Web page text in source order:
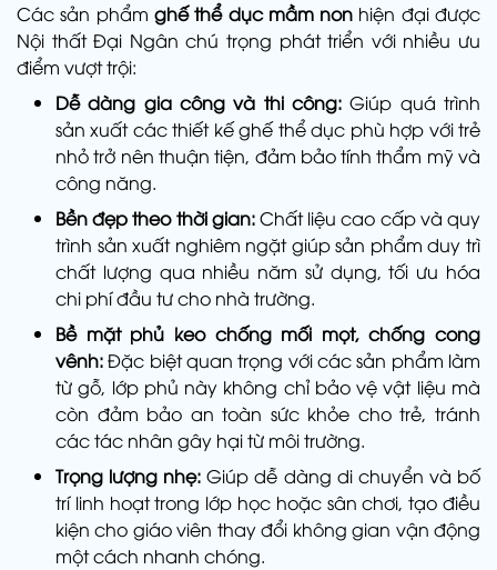
Các sản phẩm ghế thể dục mầm non hiện đại được
Nội thất Đại Ngân chú trọng phát triển với nhiều ưu
điểm vượt trội:
Dễ dàng gia công và thi công:Giúp quá trình
sản xuất các thiết kế ghế thể dục phù hợp với trẻ
nhỏ trở nên thuận tiện, đảm bảo tính thẩm mỹ và
công năng.
Bền đẹp theo thời gian:Chất liệu cao cấp và quy
trình sản xuất nghiêm ngặt giúp sản phẩm duy trì
chất lượng qua nhiều năm sử dụng, tối ưu hóa
chi phí đầu tư cho nhà trường.
Bề mặt phủ keo chống mối mọt, chống cong
vênh:Đặc biệt quan trọng với các sản phẩm làm
từ gỗ, lớp phủ này không chỉ bảo vệ vật liệu mà
còn đảm bảo an toàn sức khỏe cho trẻ, tránh
các tác nhân gây hại từ môi trường.
Trọng lượng nhẹ:Giúp dễ dàng di chuyển và bố
trí linh hoạt trong lớp học hoặc sân chơi, tạo điều
kiện cho giáo viên thay đổi không gian vận động
một cách nhanh chóng.